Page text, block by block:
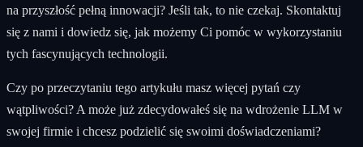
na przyszłość pełną innowacji? Jeśli tak, to nie czekaj. Skontaktuj
się z nami i dowiedz się, jak możemy Ci pomóc w wykorzystaniu
tych fascynujących technologii.
Czy po przeczytaniu tego artykułu masz więcej pytań czy
wątpliwości? A może już zdecydowałeś się na wdrożenie LLM w
swojej firmie i chcesz podzielić się swoimi doświadczeniami?